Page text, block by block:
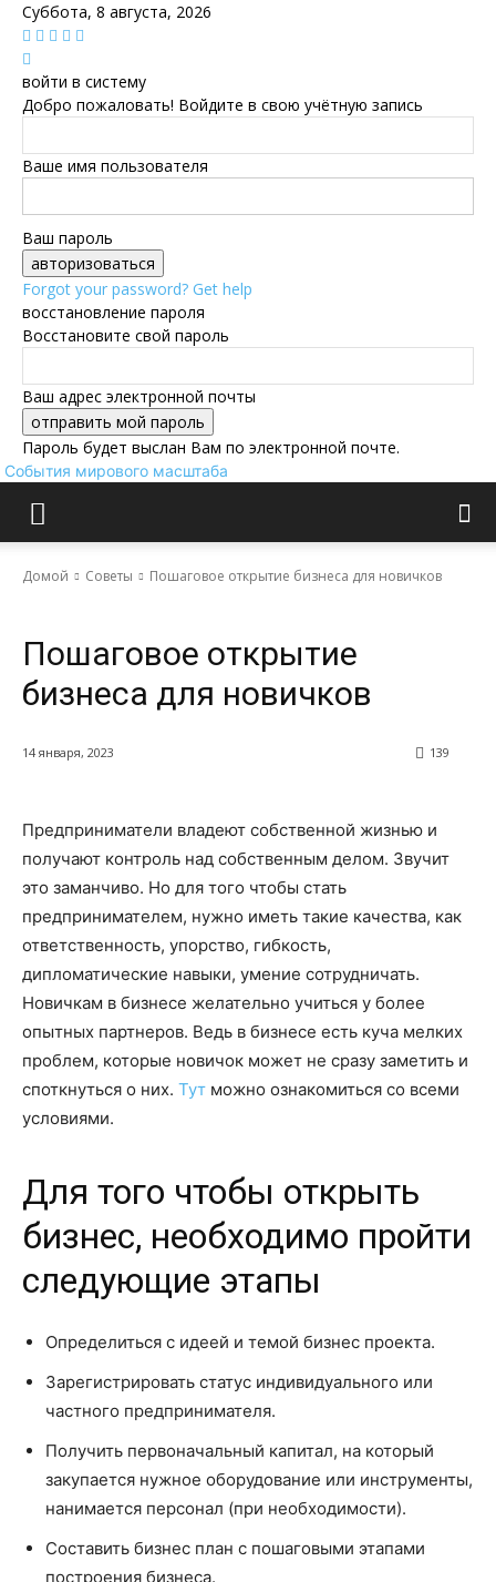
Суббота, 8 августа, 2026
войти в систему
Добро пожаловать! Войдите в свою учётную запись
Ваше имя пользователя
Ваш пароль
Forgot your password? Get help
восстановление пароля
Восстановите свой пароль
Ваш адрес электронной почты
Пароль будет выслан Вам по электронной почте.
События мирового масштаба
Домой Советы Пошаговое открытие бизнеса для новичков
Пошаговое открытие
бизнеса для новичков
14 января, 2023 139
Предприниматели владеют собственной жизнью и
получают контроль над собственным делом. Звучит
это заманчиво. Но для того чтобы стать
предпринимателем, нужно иметь такие качества, как
ответственность, упорство, гибкость,
дипломатические навыки, умение сотрудничать.
Новичкам в бизнесе желательно учиться у более
опытных партнеров. Ведь в бизнесе есть куча мелких
проблем, которые новичок может не сразу заметить и
споткнуться о них. Тут можно ознакомиться со всеми
условиями.
Для того чтобы открыть
бизнес, необходимо пройти
следующие этапы
Определиться с идеей и темой бизнес проекта.
Зарегистрировать статус индивидуального или
частного предпринимателя.
Получить первоначальный капитал, на который
закупается нужное оборудование или инструменты,
нанимается персонал (при необходимости).
Составить бизнес план с пошаговыми этапами
построения бизнеса.